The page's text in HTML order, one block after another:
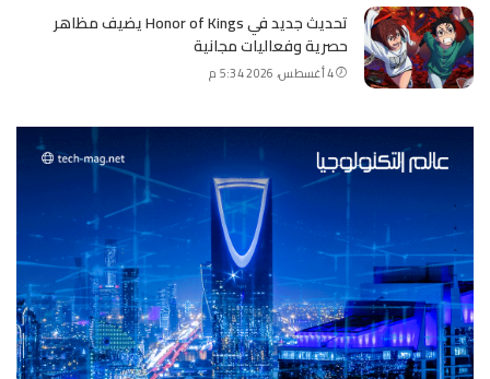
تحديث جديد في Honor of Kings يضيف مظاهر
حصرية وفعاليات مجانية
4 أغسطس، 2026 5:34 م